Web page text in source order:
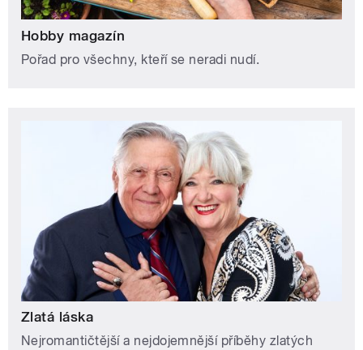
Hobby magazín
Pořad pro všechny, kteří se neradi nudí.
Zlatá láska
Nejromantičtější a nejdojemnější příběhy zlatých